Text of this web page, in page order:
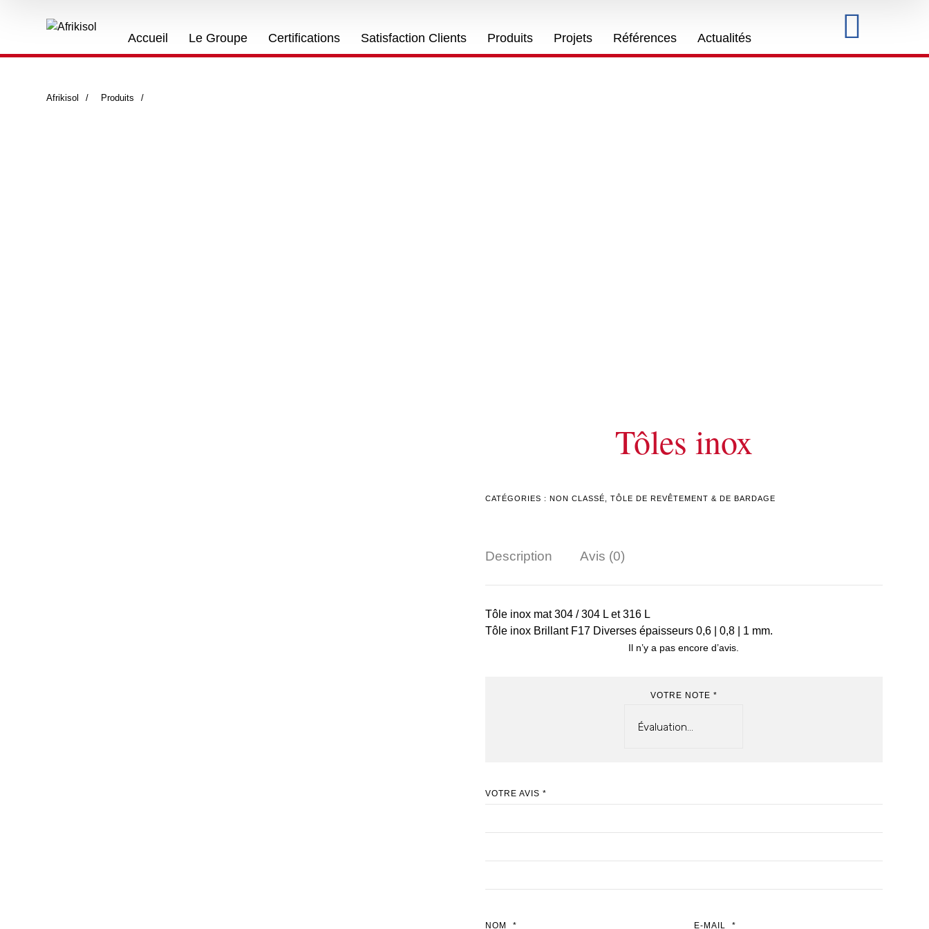
Accueil Le Groupe Certifications Satisfaction Clients Produits Projets Références Actualités
Afrikisol Produits
Tôles inox
CATÉGORIES : NON CLASSÉ TÔLE DE REVÊTEMENT & DE BARDAGE
Description Avis (0)
Tôle inox mat 304 / 304 L et 316 L
Tôle inox Brillant F17 Diverses épaisseurs 0,6 | 0,8 | 1 mm.
Il n’y a pas encore d’avis.
VOTRE NOTE *
VOTRE AVIS *
NOM * E-MAIL *